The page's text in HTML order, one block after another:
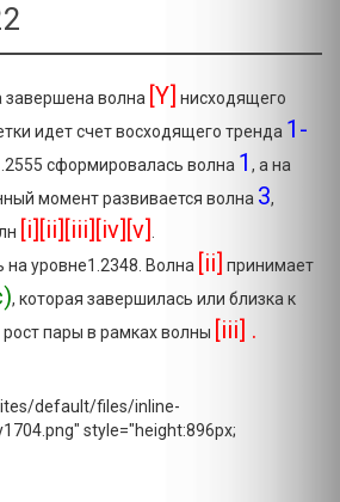
завершена волна [Y] нисходящего
идет счет восходящего тренда 1-
сформировалась волна 1 , а на
момент развивается волна 3,
[i][ii][iii][iv][v]
на уровне1.2348. Волна [ii] принимает
, которая завершилась или близка к
пары в рамках волны [iii] .
default/files/inline-
style="height:896px;